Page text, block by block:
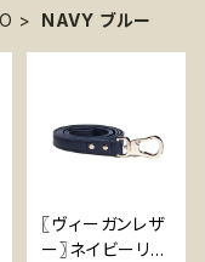
NAVY ブルー
〖ヴィーガンレザ
ー〗ネイビーリー